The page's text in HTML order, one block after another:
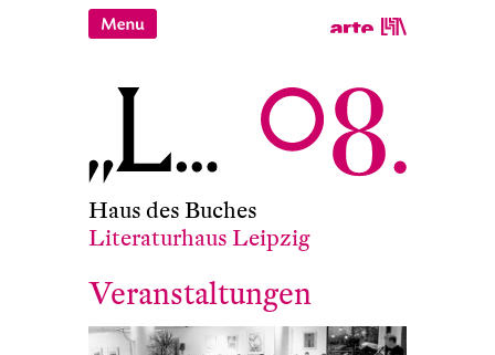
Haus des Buches
Literaturhaus Leipzig
Veranstaltungen